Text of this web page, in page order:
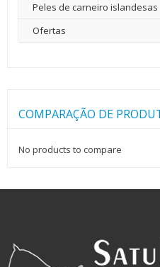
Peles de carneiro islandesas
Ofertas
COMPARAÇÃO DE
No products to compare